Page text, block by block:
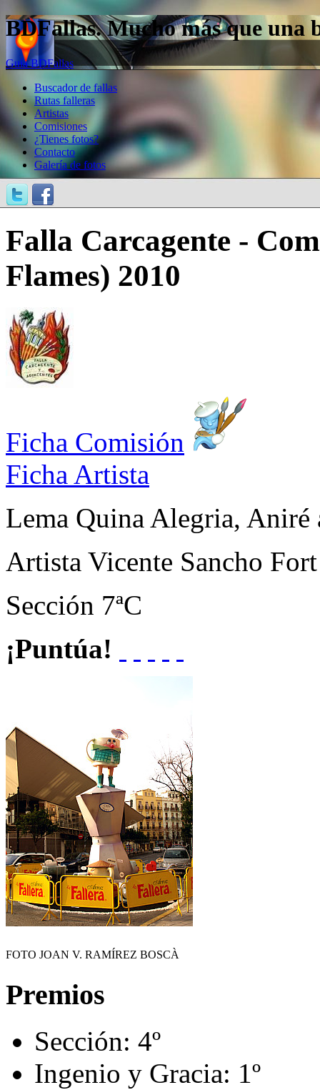
BDFallas. Mucho más que una
Guía BDFallas
Buscador de fallas
Rutas falleras
Artistas
Comisiones
¿Tienes fotos?
Contacto
Galería de fotos
Falla Carcagente -
Flames) 2010
Ficha Comisión
Ficha Artista
Lema Quina Alegria, Aniré
Artista Vicente Sancho Fort
Sección 7ªC
¡Puntúa!
FOTO JOAN V. RAMÍREZ BOSCÀ
Premios
Sección: 4º
Ingenio y Gracia: 1º